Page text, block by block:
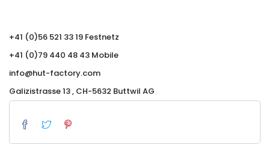
+41 (0)56 521 33 19 Festnetz
+41 (0)79 440 48 43 Mobile
info@hut-factory.com
Galizistrasse 13 , CH-5632 Buttwil AG